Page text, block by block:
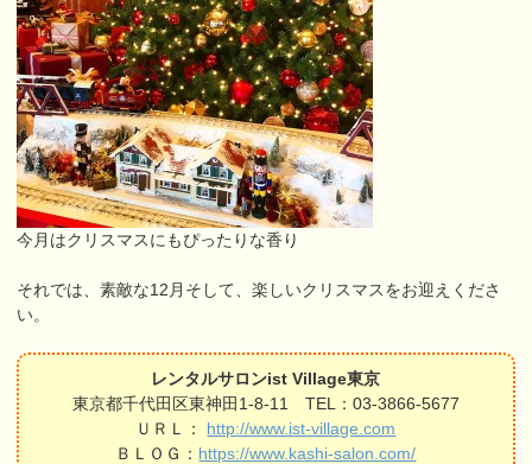
今月はクリスマスにもぴったりな香り
それでは、素敵な12月そして、楽しいクリスマスをお迎えくださ
い。
レンタルサロンist Village東京
東京都千代田区東神田1-8-11 TEL：03-3866-5677
ＵＲＬ： http://www.ist-village.com
ＢＬＯＧ： https://www.kashi-salon.com/